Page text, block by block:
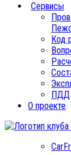
Сервисы
Код
ПДД
О проекте